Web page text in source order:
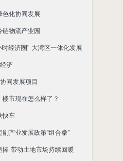
色化协同发展
物流产业园
经济圈" 大湾区一体化发展
济
同发展项目
市现在怎么样了？
快车
产业发展政策“组合拳”
捧 带动土地市场持续回暖